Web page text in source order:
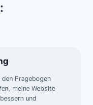
Fragebogen
meine Website
und